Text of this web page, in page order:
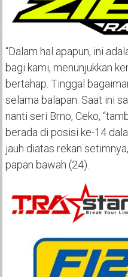
“Dalam hal apapun, ini
bagi kami, menunjukkan
bertahap. Tinggal
selama balapan. Saat ini
nanti seri Brno, Ceko,
berada di posisi ke-14
jauh diatas rekan
papan bawah (24).